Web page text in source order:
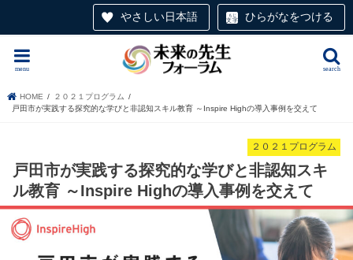
やさしい日本語 ひらがなをつける
search
menu
HOME
２０２１プログラム
戸田市が実践する探究的な学びと非認知スキル教育 ～Inspire Highの導入事例を交えて
２０２１プログラム
戸田市が実践する探究的な学びと非認知スキ
ル教育 ～Inspire Highの導入事例を交えて